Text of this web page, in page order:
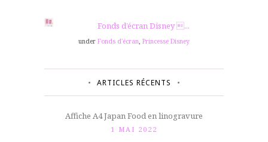
Fonds d’écran Disney ...
under Fonds d'écran, Princesse Disney
ARTICLES RÉCENTS
Affiche A4 Japan Food en linogravure
1 MAI 2022